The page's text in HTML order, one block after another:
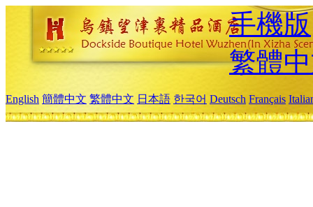
手機版
繁體
English 簡體中文 繁體中文 日本語 한국어 Deutsch Français